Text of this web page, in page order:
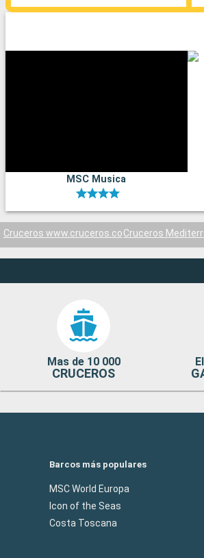
MSC Musica
Cruceros www.cruceros.coCruceros
Mas de 10 000
CRUCEROS
Barcos más populares
MSC World Europa
Icon of the Seas
Costa Toscana